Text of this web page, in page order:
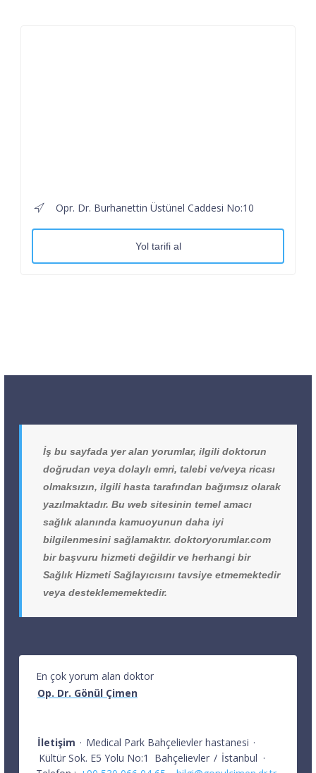
Opr. Dr. Burhanettin Üstünel Caddesi No:10
Yol tarifi al
İş bu sayfada yer alan yorumlar, ilgili doktorun
doğrudan veya dolaylı emri, talebi ve/veya ricası
olmaksızın, ilgili hasta tarafından bağımsız olarak
yazılmaktadır. Bu web sitesinin temel amacı
sağlık alanında kamuoyunun daha iyi
bilgilenmesini sağlamaktır. doktoryorumlar.com
bir başvuru hizmeti değildir ve herhangi bir
Sağlık Hizmeti Sağlayıcısını tavsiye etmemektedir
veya desteklememektedir.
En çok yorum alan doktor
Op. Dr. Gönül Çimen
İletişim · Medical Park Bahçelievler hastanesi ·
Kültür Sok. E5 Yolu No:1
Bahçelievler / İstanbul ·